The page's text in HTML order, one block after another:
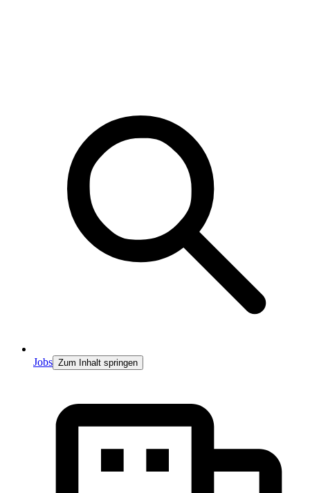
Jobs Zum Inhalt springen